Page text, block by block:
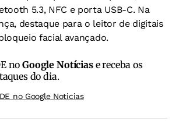
5.3, NFC e porta USB-C. Na
destaque para o leitor de digitais
facial avançado.
noGoogle Notíciase receba os
do dia.
no Google Noticias